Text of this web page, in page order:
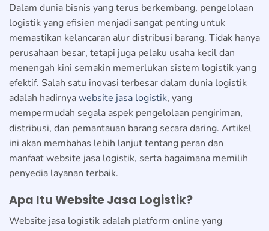
Dalam dunia bisnis yang terus berkembang, pengelolaan
logistik yang efisien menjadi sangat penting untuk
memastikan kelancaran alur distribusi barang. Tidak hanya
perusahaan besar, tetapi juga pelaku usaha kecil dan
menengah kini semakin memerlukan sistem logistik yang
efektif. Salah satu inovasi terbesar dalam dunia logistik
adalah hadirnyawebsite jasa logistik, yang
mempermudah segala aspek pengelolaan pengiriman,
distribusi, dan pemantauan barang secara daring. Artikel
ini akan membahas lebih lanjut tentang peran dan
manfaat website jasa logistik, serta bagaimana memilih
penyedia layanan terbaik.
Apa Itu Website Jasa Logistik?
Website jasa logistik adalah platform online yang